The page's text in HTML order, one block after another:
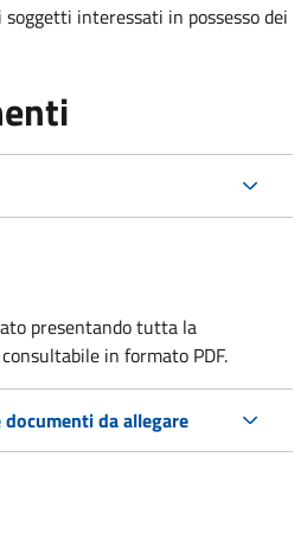
interessati in possesso dei
presentando tutta la
in formato PDF.
da allegare